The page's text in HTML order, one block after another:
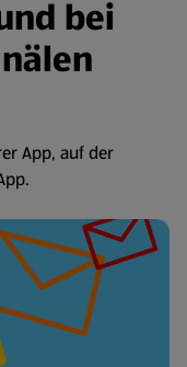
bei
App, auf der